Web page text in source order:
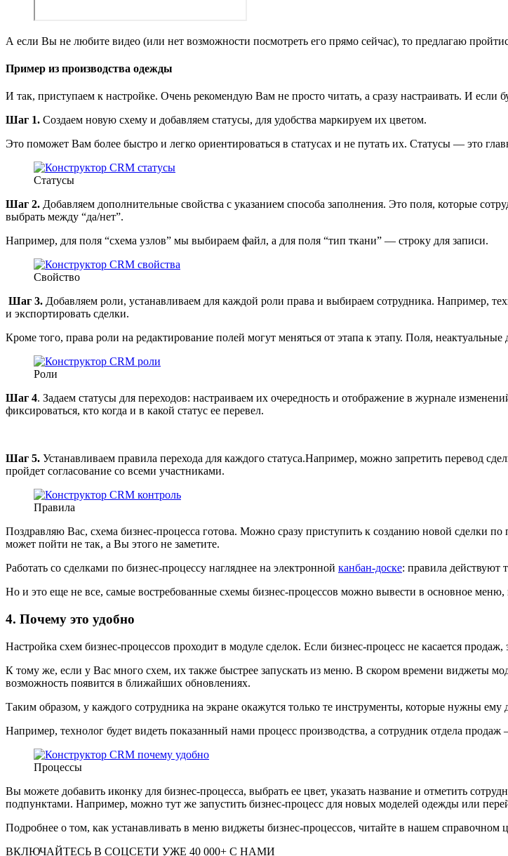
А если Вы не любите видео (или нет возможности посмотреть его прямо сейчас), то предлагаю
Пример из производства одежды
И так, приступаем к настройке. Очень рекомендую Вам не просто читать, а сразу настраивать. И если
Шаг 1. Создаем новую схему и добавляем статусы, для удобства маркируем их цветом.
Это поможет Вам более быстро и легко ориентироваться в статусах и не путать их. Статусы — это
Статусы
Шаг 2. Добавляем дополнительные свойства с указанием способа заполнения. Это поля, которые
выбрать между “да/нет”.
Например, для поля “схема узлов” мы выбираем файл, а для поля “тип ткани” ― строку для записи.
Свойство
Шаг 3. Добавляем роли, устанавливаем для каждой роли права и выбираем сотрудника. Например,
и экспортировать сделки.
Кроме того, права роли на редактирование полей могут меняться от этапа к этапу. Поля, неактуальные
Роли
Шаг 4. Задаем статусы для переходов: настраиваем их очередность и отображение в журнале
фиксироваться, кто когда и в какой статус ее перевел.
Шаг 5. Устанавливаем правила перехода для каждого статуса.Например, можно запретить перевод
пройдет согласование со всеми участниками.
Правила
Поздравляю Вас, схема бизнес-процесса готова. Можно сразу приступить к созданию новой сделки
может пойти не так, а Вы этого не заметите.
Работать со сделками по бизнес-процессу нагляднее на электронной канбан-доске: правила действуют
Но и это еще не все, самые востребованные схемы бизнес-процессов можно вывести в основное
4. Почему это удобно
Настройка схем бизнес-процессов проходит в модуле сделок. Если бизнес-процесс не касается продаж,
К тому же, если у Вас много схем, их также быстрее запускать из меню. В скором времени виджеты
возможность появится в ближайших обновлениях.
Таким образом, у каждого сотрудника на экране окажутся только те инструменты, которые нужны ему
Например, технолог будет видеть показанный нами процесс производства, а сотрудник отдела
Процессы
Вы можете добавить иконку для бизнес-процесса, выбрать ее цвет, указать название и отметить
подпунктами. Например, можно тут же запустить бизнес-процесс для новых моделей одежды или
Подробнее о том, как устанавливать в меню виджеты бизнес-процессов, читайте в нашем справочном
ВКЛЮЧАЙТЕСЬ В СОЦСЕТИ УЖЕ 40 000+ С НАМИ